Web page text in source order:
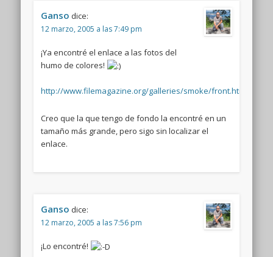
Ganso dice:
12 marzo, 2005 a las 7:49 pm
¡Ya encontré el enlace a las fotos del
humo de colores!
http://www.filemagazine.org/galleries/smoke/front.html
Creo que la que tengo de fondo la encontré en un
tamaño más grande, pero sigo sin localizar el
enlace.
Ganso dice:
12 marzo, 2005 a las 7:56 pm
¡Lo encontré!